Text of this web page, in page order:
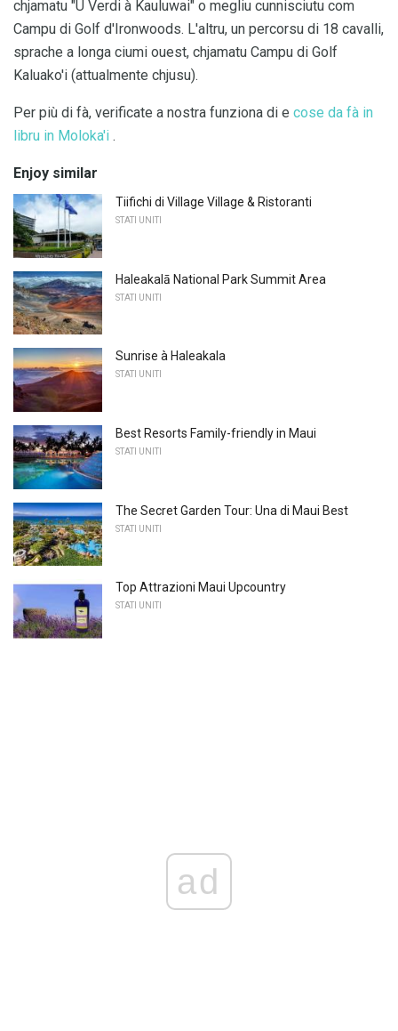
chjamatu "U Verdi à Kauluwai" o megliu cunnisciutu com
Campu di Golf d'Ironwoods. L'altru, un percorsu di 18 cavalli,
sprache a longa ciumi ouest, chjamatu Campu di Golf
Kaluako'i (attualmente chjusu).
Per più di fà, verificate a nostra funziona di e cose da fà in
libru in Moloka'i .
Enjoy similar
Tiifichi di Village Village & Ristoranti
STATI UNITI
Haleakalā National Park Summit Area
STATI UNITI
Sunrise à Haleakala
STATI UNITI
Best Resorts Family-friendly in Maui
STATI UNITI
The Secret Garden Tour: Una di Maui Best
STATI UNITI
Top Attrazioni Maui Upcountry
STATI UNITI
ad